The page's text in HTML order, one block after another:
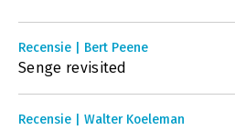
Recensie | Bert Peene
Senge revisited
Recensie | Walter Koeleman